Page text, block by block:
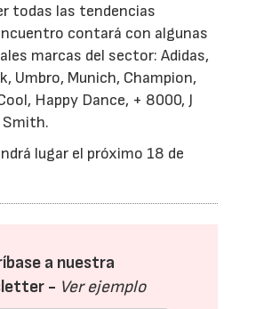
todas las tendencias
contará con algunas
marcas del sector: Adidas,
Umbro, Munich, Champion,
Happy Dance, + 8000, J
Smith.
lugar el próximo 18 de
a nuestra
- Ver ejemplo